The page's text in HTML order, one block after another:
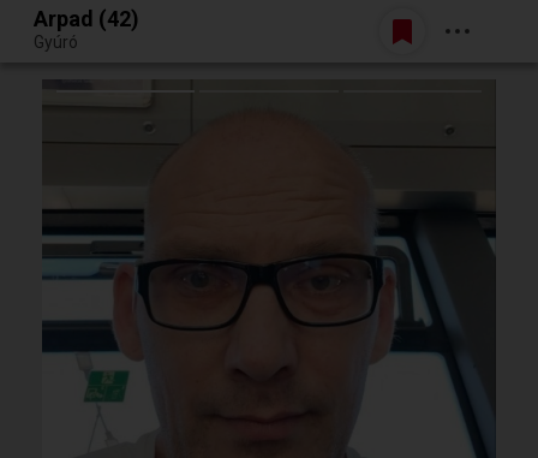
Egy jó randiból bármi lehet.
Belépés
Arpad (42)
Gyúró